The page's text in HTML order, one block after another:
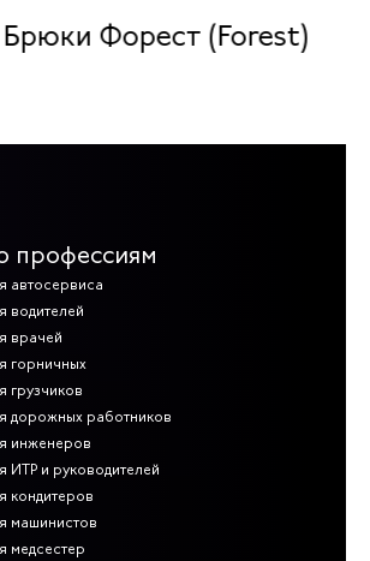
Брюки Форест (Forest)
профессиям
автосервиса
водителей
врачей
горничных
грузчиков
дорожных работников
инженеров
ИТР и руководителей
кондитеров
машинистов
медсестер